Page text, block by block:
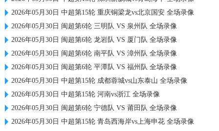
2026年05月30日 中超第15轮 重庆铜梁龙vs北京国安 全场录像
2026年05月30日 闽超第6轮 三明队 VS 泉州队 全场录像
2026年05月30日 闽超第6轮 龙岩队 VS 厦门队 全场录像
2026年05月30日 闽超第6轮 南平队 VS 漳州队 全场录像
2026年05月30日 闽超第6轮 平潭队 VS 福州队 全场录像
2026年05月30日 中超第15轮 成都蓉城vs山东泰山 全场录像
2026年05月30日 中超第15轮 河南vs浙江 全场录像
2026年05月30日 闽超第6轮 宁德队 VS 莆田队 全场录像
2026年05月30日 中超第15轮 青岛西海岸vs上海申花 全场录像